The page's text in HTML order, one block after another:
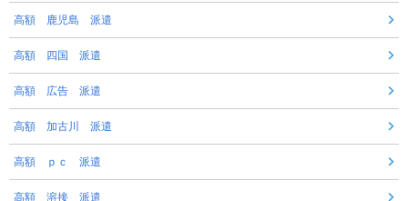
高額 鹿児島 派遣
高額 四国 派遣
高額 広告 派遣
高額 加古川 派遣
高額 ｐｃ 派遣
高額 溶接 派遣